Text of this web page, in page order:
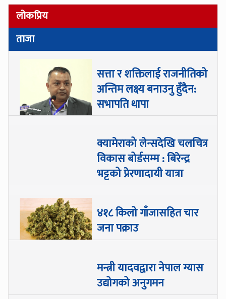
लोकप्रिय
ताजा
सत्ता र शक्तिलाई राजनीतिको
अन्तिम लक्ष्य बनाउनु हुँदैन:
सभापति थापा
क्यामेराको लेन्सदेखि चलचित्र
विकास बोर्डसम्म : बिरेन्द्र
भट्टको प्रेरणादायी यात्रा
४१८ किलो गाँजासहित चार
जना पक्राउ
मन्त्री यादवद्वारा नेपाल ग्यास
उद्योगको अनुगमन